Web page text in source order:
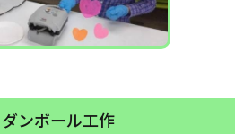
ダンボール工作